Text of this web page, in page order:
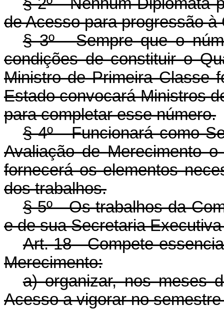
de Acesso para progressão
§ 3º - Sempre que o
condições de constituir o
Ministro de Primeira Classe
Estado convocará Ministros
para completar esse número.
§ 4º - Funcionará como
Avaliação de Merecimento
fornecerá os elementos
dos trabalhos.
§ 5º - Os trabalhos da
e de sua Secretaria
Art. 18 - Compete
Merecimento:
a) organizar, nos meses
Acesso a vigorar no